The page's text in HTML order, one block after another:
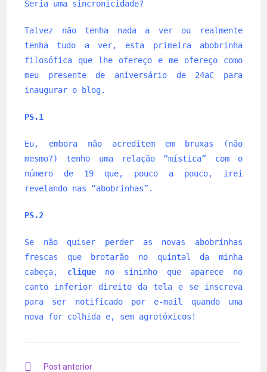
Seria uma sincronicidade?
Talvez não tenha nada a ver ou realmente
tenha tudo a ver, esta primeira abobrinha
filosófica que lhe ofereço e me ofereço como
meu presente de aniversário de 24aC para
inaugurar o blog.
PS.1
Eu, embora não acreditem em bruxas (não
mesmo?) tenho uma relação “mística” com o
número de 19 que, pouco a pouco, irei
revelando nas “abobrinhas”.
PS.2
Se não quiser perder as novas abobrinhas
frescas que brotarão no quintal da minha
cabeça, cliqueno sininho que aparece no
canto inferior direito da tela e se inscreva
para ser notificado por e-mail quando uma
nova for colhida e, sem agrotóxicos!
Leia
Post anterior